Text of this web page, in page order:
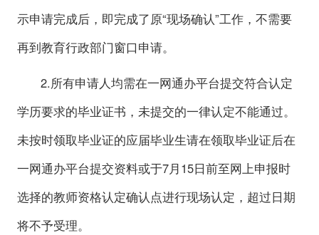
示申请完成后，即完成了原“现场确认”工作，不需要
再到教育行政部门窗口申请。
2.所有申请人均需在一网通办平台提交符合认定
学历要求的毕业证书，未提交的一律认定不能通过。
未按时领取毕业证的应届毕业生请在领取毕业证后在
一网通办平台提交资料或于7月15日前至网上申报时
选择的教师资格认定确认点进行现场认定，超过日期
将不予受理。